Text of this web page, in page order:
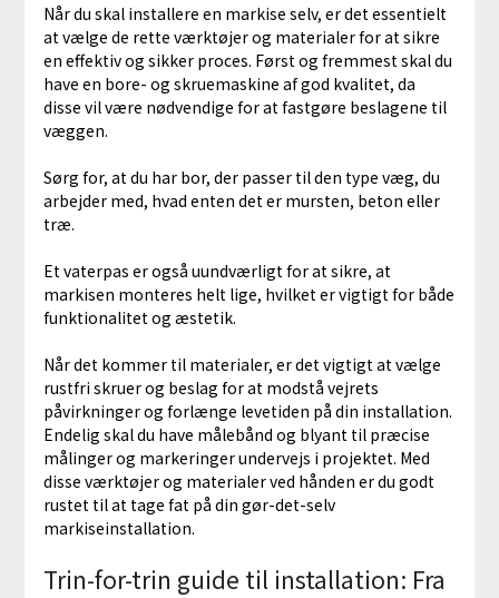
Når du skal installere en markise selv, er det essentielt
at vælge de rette værktøjer og materialer for at sikre
en effektiv og sikker proces. Først og fremmest skal du
have en bore- og skruemaskine af god kvalitet, da
disse vil være nødvendige for at fastgøre beslagene til
væggen.
Sørg for, at du har bor, der passer til den type væg, du
arbejder med, hvad enten det er mursten, beton eller
træ.
Et vaterpas er også uundværligt for at sikre, at
markisen monteres helt lige, hvilket er vigtigt for både
funktionalitet og æstetik.
Når det kommer til materialer, er det vigtigt at vælge
rustfri skruer og beslag for at modstå vejrets
påvirkninger og forlænge levetiden på din installation.
Endelig skal du have målebånd og blyant til præcise
målinger og markeringer undervejs i projektet. Med
disse værktøjer og materialer ved hånden er du godt
rustet til at tage fat på din gør-det-selv
markiseinstallation.
Trin-for-trin guide til installation: Fra